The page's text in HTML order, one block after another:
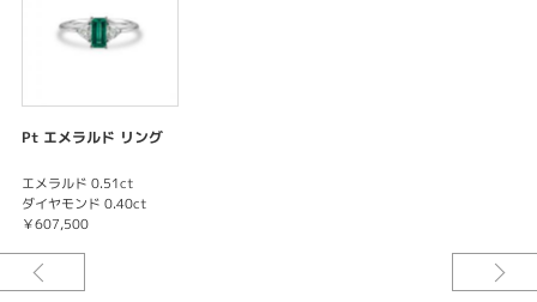
Pt エメラルド リング
エメラルド 0.51ct
ダイヤモンド 0.40ct
￥607,500